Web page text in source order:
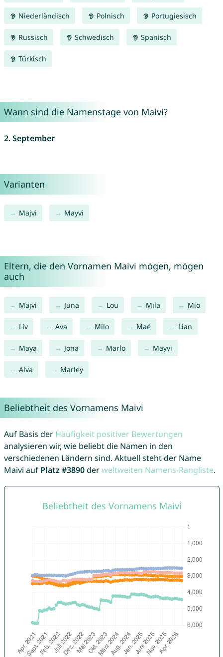
Niederländisch Polnisch Portugiesisch
Russisch Schwedisch Spanisch
Türkisch
Wann sind die Namenstage von Maivi?
2. September
Varianten
Majvi Mayvi
Eltern, die den Vornamen Maivi mögen, mögen
auch
Majvi Juna Lou Mila Mio
Liv Ava Milo Maé Lian
Maya Jona Marlo Mayvi
Alva Marley
Beliebtheit des Vornamens Maivi
Auf Basis der Häufigkeit positiver Bewertungen
analysieren wir, wie beliebt die Namen in den
verschiedenen Ländern sind. Aktuell steht der Name
Maivi auf Platz #3890derweltweiten Namens-Rangliste.